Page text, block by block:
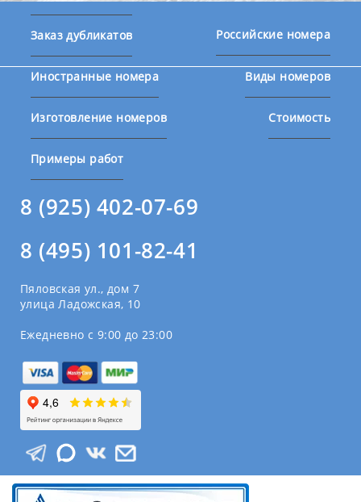
Заказ дубликатов Российские номера
Иностранные номера Виды номеров
Изготовление номеров Стоимость
Примеры работ
8 (925) 402-07-69
8 (495) 101-82-41
Пяловская ул., дом 7
улица Ладожская, 10
Ежедневно с 9:00 до 23:00